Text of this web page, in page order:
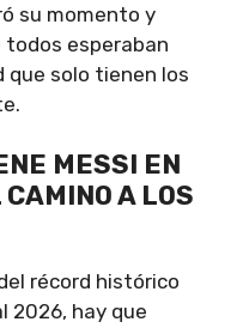
su momento y
todos esperaban
que solo tienen los
MESSI EN
A LOS
récord histórico
2026, hay que